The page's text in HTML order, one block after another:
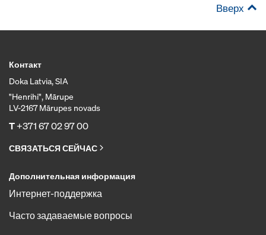
Вверх
Контакт
Doka Latvia, SIA
"Henrihi", Mārupe
LV-2167 Mārupes novads
T+371 67 02 97 00
СВЯЗАТЬСЯ СЕЙЧАС
Дополнительная информация
Интернет-поддержка
Часто задаваемые вопросы